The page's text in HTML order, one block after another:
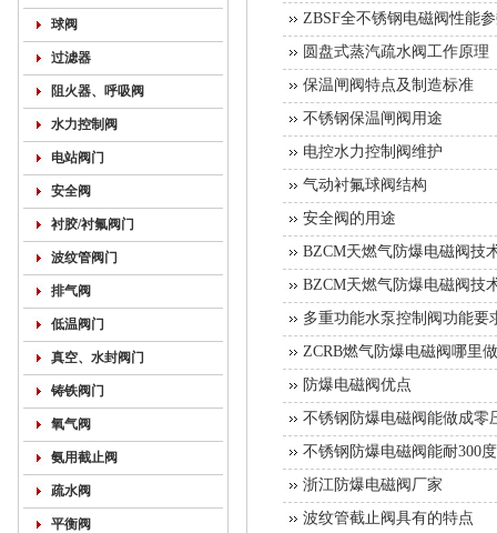
球阀
过滤器
阻火器、呼吸阀
水力控制阀
电站阀门
安全阀
衬胶/衬氟阀门
波纹管阀门
排气阀
低温阀门
真空、水封阀门
铸铁阀门
氧气阀
氨用截止阀
疏水阀
平衡阀
ZBSF全不锈钢电磁阀性能
圆盘式蒸汽疏水阀工作原理
保温闸阀特点及制造标准
不锈钢保温闸阀用途
电控水力控制阀维护
气动衬氟球阀结构
安全阀的用途
BZCM天燃气防爆电磁阀技
BZCM天燃气防爆电磁阀技
多重功能水泵控制阀功能要
ZCRB燃气防爆电磁阀哪里
防爆电磁阀优点
不锈钢防爆电磁阀能做成零
不锈钢防爆电磁阀能耐300
浙江防爆电磁阀厂家
波纹管截止阀具有的特点